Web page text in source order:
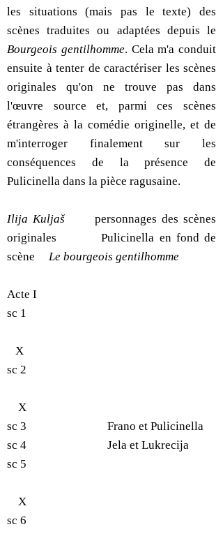
les situations (mais pas le texte) des
scènes traduites ou adaptées depuis le
Bourgeois gentilhomme. Cela m'a conduit
ensuite à tenter de caractériser les scènes
originales qu'on ne trouve pas dans
l'œuvre source et, parmi ces scènes
étrangères à la comédie originelle, et de
m'interroger finalement sur les
conséquences de la présence de
Pulicinella dans la pièce ragusaine.
Ilija Kuljaš personnages des scènes
originales Pulicinella en fond de
scène Le bourgeois gentilhomme
Acte I
sc 1
X
sc 2
X
sc 3 Frano et Pulicinella
sc 4 Jela et Lukrecija
sc 5
X
sc 6